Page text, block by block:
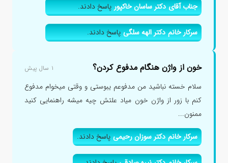
جناب آقای دکتر ساسان خاکپورپاسخ دادند.
سرکار خانم دکتر الهه سلگیپاسخ دادند.
خون از واژن هنگام مدفوع کردن؟ ۱ سال پیش
سلام خسته نباشید من مدفوعم یبوستی و وقتی میخوام مدفوع
کنم با زور از واژن خون میاد علتش چیه میشه راهنمایی کنید
ممنون...
سرکار خانم دکتر سوزان رحیمیپاسخ دادند.